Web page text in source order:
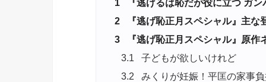
1
『逃げるは恥だが役に立つ ガ
2
『逃げ恥正月スペシャル』主な
3
『逃げ恥正月スペシャル』原
3.1
子どもが欲しいけれど
3.2
みくりが妊娠！平匡の家事